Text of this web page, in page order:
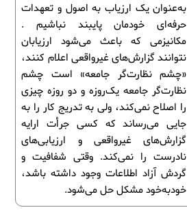
به‌عنوان یک ارزیاب به اصول و تعهدات
حرفه‌ای خودمان پایبند نباشیم .
مکانیزمی که باعث می‌شود ارزیابان
نتوانند گزارش‌های غیرواقعی اعلام کنند،
«چشم نظارت‌گر جامعه» است چشم
نظارت‌گر جامعه یک‌روزه و دو روزه چیزی
را اصلاح نمی‌کند، ولی به تدریج کار را به
جایی می‌رساند که کسی جرأت ارایه
گزارش‌های غیرواقعی و ارزیابی‌های
نادرست را نمی‌کند. وقتی شفافیت و
گردش آزاد اطلاعات وجود داشته باشد،
خودبه‌خود مشکل حل می‌شود.